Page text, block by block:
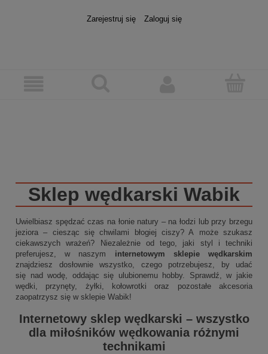
Zarejestruj się Zaloguj się
Sklep wędkarski Wabik
Uwielbiasz spędzać czas na łonie natury – na łodzi lub przy brzegu
jeziora – ciesząc się chwilami błogiej ciszy? A może szukasz
ciekawszych wrażeń? Niezależnie od tego, jaki styl i techniki
preferujesz, w naszym internetowym sklepie wędkarskim
znajdziesz dosłownie wszystko, czego potrzebujesz, by udać
się nad wodę, oddając się ulubionemu hobby. Sprawdź, w jakie
wędki, przynęty, żyłki, kołowrotki oraz pozostałe akcesoria
zaopatrzysz się w sklepie Wabik!
Internetowy sklep wędkarski – wszystko
dla miłośników wędkowania różnymi
technikami